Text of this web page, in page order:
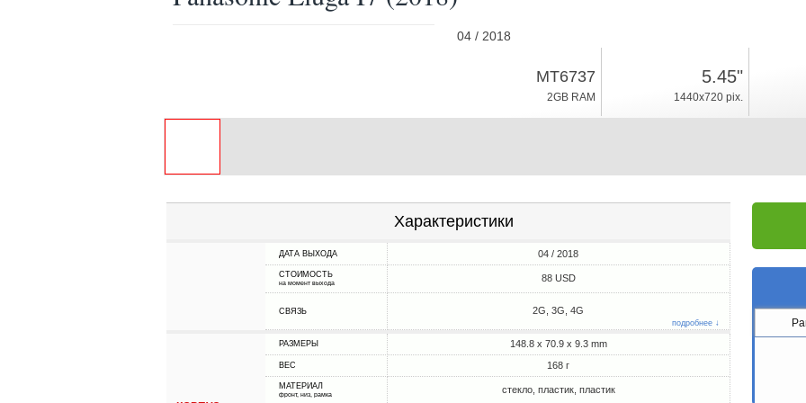
04 / 2018
MT6737
2GB RAM
5.45"
1440x720 pix.
Характеристики
ДАТА ВЫХОДА 04 / 2018
СТОИМОСТЬ
на момент выхода 88 USD
СВЯЗЬ 2G, 3G, 4G
подробнее ↓
РАЗМЕРЫ 148.8 x 70.9 x 9.3 mm
ВЕС 168 г
МАТЕРИАЛ
фронт, низ, рамка стекло, пластик, пластик